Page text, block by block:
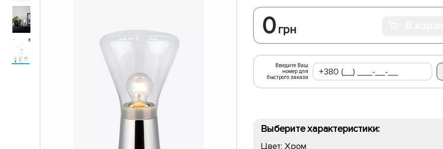
0 грн
Введите Ваш
номер для
быстрого заказа
Выберите характеристики:
Цвет: Хром